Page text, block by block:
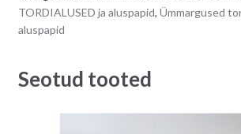
läbimõõt
quantity
n
TORDIALUSED ja aluspapid, Ümmargused
aluspapid
Seotud tooted